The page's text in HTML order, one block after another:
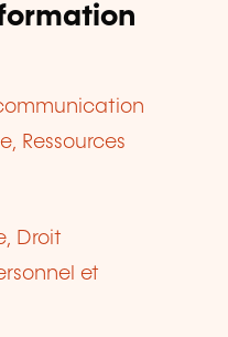
Ressources
Droit
et